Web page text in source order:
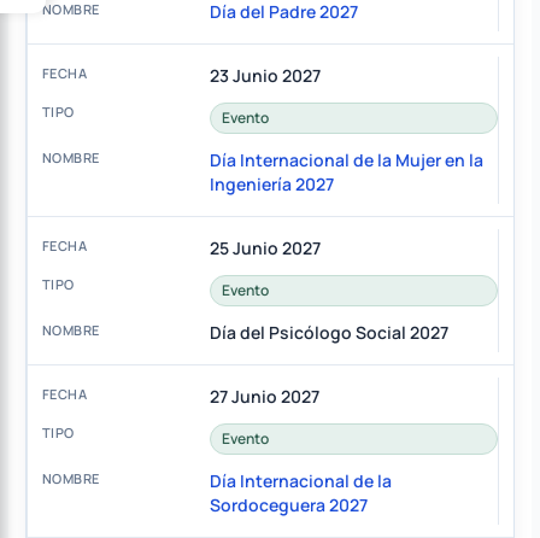
Día del Padre 2027
23 Junio 2027
Evento
Día Internacional de la Mujer en la
Ingeniería 2027
25 Junio 2027
Evento
Día del Psicólogo Social 2027
27 Junio 2027
Evento
Día Internacional de la
Sordoceguera 2027